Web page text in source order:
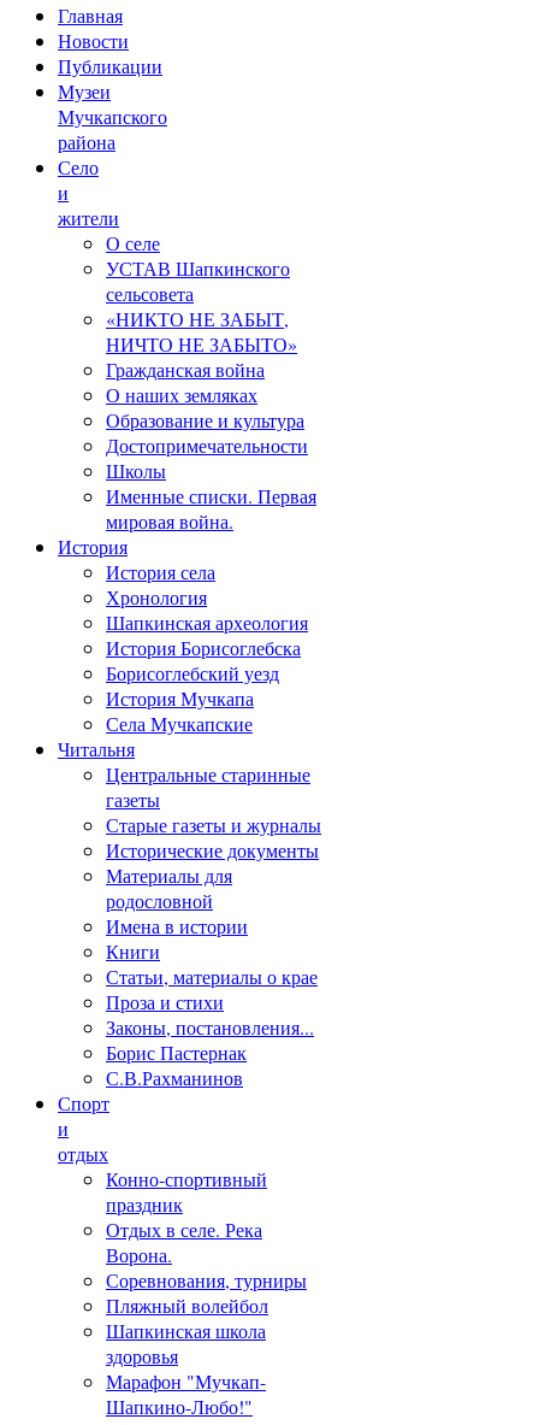
Главная
Новости
Публикации
Музеи
Мучкапского
района
Село
и
жители
О селе
УСТАВ Шапкинского
сельсовета
«НИКТО НЕ ЗАБЫТ,
НИЧТО НЕ ЗАБЫТО»
Гражданская война
О наших земляках
Образование и культура
Достопримечательности
Школы
Именные списки. Первая
мировая война.
История
История села
Хронология
Шапкинская археология
История Борисоглебска
Борисоглебский уезд
История Мучкапа
Села Мучкапские
Читальня
Центральные старинные
газеты
Старые газеты и журналы
Исторические документы
Материалы для
родословной
Имена в истории
Книги
Статьи, материалы о крае
Проза и стихи
Законы, постановления...
Борис Пастернак
С.В.Рахманинов
Спорт
и
отдых
Конно-спортивный
праздник
Отдых в селе. Река
Ворона.
Соревнования, турниры
Пляжный волейбол
Шапкинская школа
здоровья
Марафон "Мучкап-
Шапкино-Любо!"